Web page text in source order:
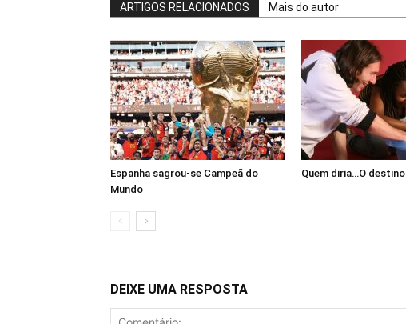
ARTIGOS RELACIONADOS Mais do autor
Espanha sagrou-se Campeã do
Mundo
Quem diria…O destino
DEIXE UMA RESPOSTA